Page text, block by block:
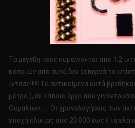
Τα μεγέθη τους κυμαίνονται από 1,2
κάποιων από αυτά δεν ξεπερνά το
ίντσας!!!!!! Τα αντικείμενα αυτά
μέτρα ), σε κάποια έργα που
Ουραλίων…… Οι χρονολογήσεις των
εποχή ηλικίας από 20.000 έως ( τα